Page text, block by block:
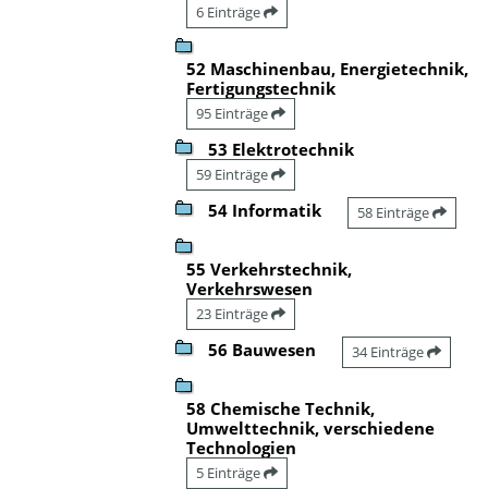
6 Einträge
52 Maschinenbau, Energietechnik,
Fertigungstechnik
95 Einträge
53 Elektrotechnik
59 Einträge
54 Informatik 58 Einträge
55 Verkehrstechnik,
Verkehrswesen
23 Einträge
56 Bauwesen 34 Einträge
58 Chemische Technik,
Umwelttechnik, verschiedene
Technologien
5 Einträge